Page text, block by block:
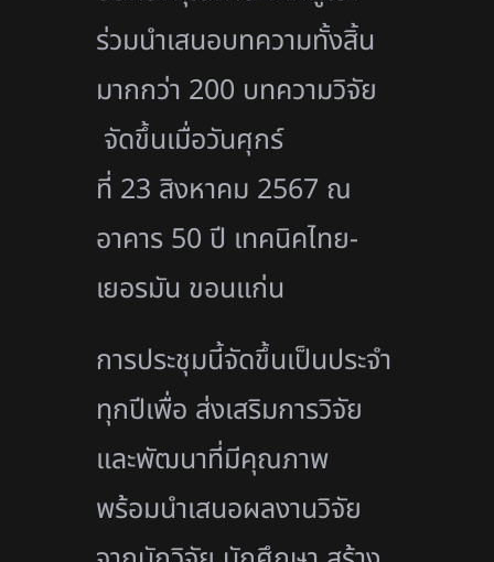
ร่วมนำเสนอบทความทั้งสิ้น
มากกว่า 200 บทความวิจัย
จัดขึ้นเมื่อวันศุกร์
ที่ 23 สิงหาคม 2567 ณ
อาคาร 50 ปี เทคนิคไทย-
เยอรมัน ขอนแก่น
การประชุมนี้จัดขึ้นเป็นประจำ
ทุกปีเพื่อ ส่งเสริมการวิจัย
และพัฒนาที่มีคุณภาพ
พร้อมนำเสนอผลงานวิจัย